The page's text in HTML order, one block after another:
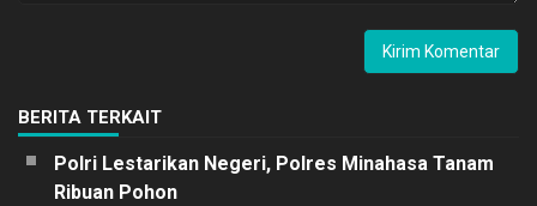
BERITA TERKAIT
Polri Lestarikan Negeri, Polres Minahasa Tanam
Ribuan Pohon